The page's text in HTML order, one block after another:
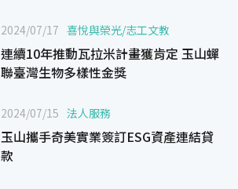
2024/07/17 喜悅與榮光/志工文教
連續10年推動瓦拉米計畫獲肯定 玉山蟬
聯臺灣生物多樣性金獎
2024/07/15 法人服務
玉山攜手奇美實業簽訂ESG資產連結貸
款